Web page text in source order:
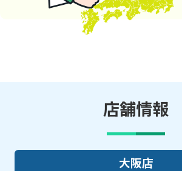
店舗情報
大阪店